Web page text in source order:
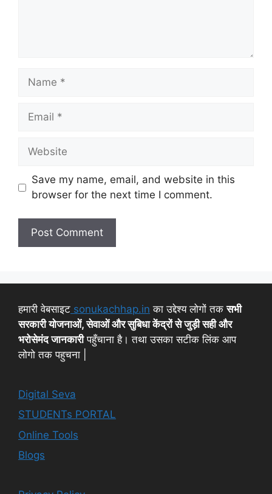
Save my name, email, and website in this
browser for the next time I comment.
हमारी वेबसाइट sonukachhap.in का उद्देश्य लोगों तकसभी
सरकारी योजनाओं, सेवाओं और सुबिधा केंद्रों से जुड़ी सही और
भरोसेमंद जानकारीपहुँचाना है। तथा उसका सटीक लिंक आप
लोगो तक पहुचना |
Digital Seva
STUDENTs PORTAL
Online Tools
Blogs